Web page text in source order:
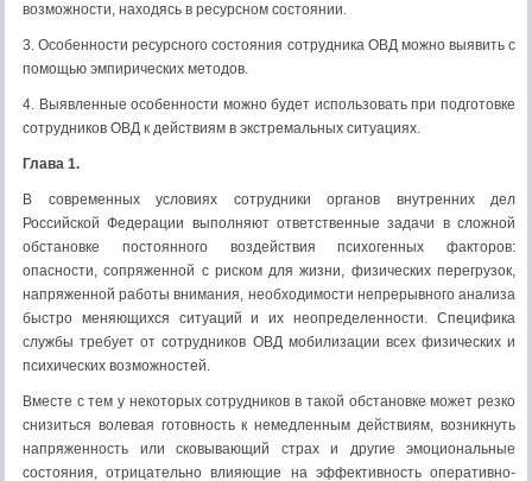
возможности, находясь в ресурсном состоянии.
3. Особенности ресурсного состояния сотрудника ОВД можно выявить с
помощью эмпирических методов.
4. Выявленные особенности можно будет использовать при подготовке
сотрудников ОВД к действиям в экстремальных ситуациях.
Глава 1.
В современных условиях сотрудники органов внутренних дел
Российской Федерации выполняют ответственные задачи в сложной
обстановке постоянного воздействия психогенных факторов:
опасности, сопряженной с риском для жизни, физических перегрузок,
напряженной работы внимания, необходимости непрерывного анализа
быстро меняющихся ситуаций и их неопределенности. Специфика
службы требует от сотрудников ОВД мобилизации всех физических и
психических возможностей.
Вместе с тем у некоторых сотрудников в такой обстановке может резко
снизиться волевая готовность к немедленным действиям, возникнуть
напряженность или сковывающий страх и другие эмоциональные
состояния, отрицательно влияющие на эффективность оперативно-